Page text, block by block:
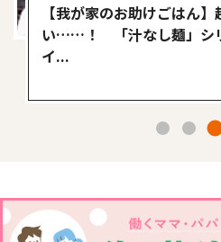
【我が家のお助けごはん
い……！ 「汁なし麺」シ
イ...